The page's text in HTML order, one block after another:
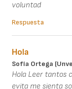
voluntad
Respuesta
Hola
Sofía Ortega
Hola Leer tantos
evita me sienta